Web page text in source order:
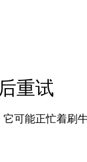
重试
可能正忙着刷